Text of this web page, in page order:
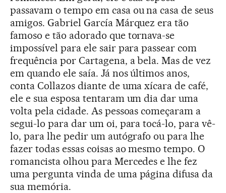
passavam o tempo em casa ou na casa de seus
amigos. Gabriel García Márquez era tão
famoso e tão adorado que tornava-se
impossível para ele sair para passear com
frequência por Cartagena, a bela. Mas de vez
em quando ele saía. Já nos últimos anos,
conta Collazos diante de uma xícara de café,
ele e sua esposa tentaram um dia dar uma
volta pela cidade. As pessoas começaram a
segui-lo para dar um oi, para tocá-lo, para vê-
lo, para lhe pedir um autógrafo ou para lhe
fazer todas essas coisas ao mesmo tempo. O
romancista olhou para Mercedes e lhe fez
uma pergunta vinda de uma página difusa da
sua memória.